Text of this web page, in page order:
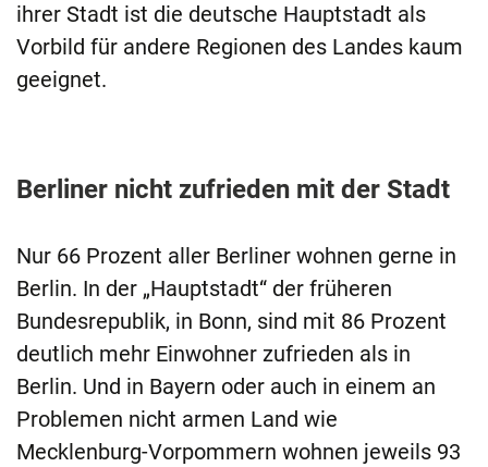
ihrer Stadt ist die deutsche Hauptstadt als
Vorbild für andere Regionen des Landes kaum
geeignet.
Berliner nicht zufrieden mit der Stadt
Nur 66 Prozent aller Berliner wohnen gerne in
Berlin. In der „Hauptstadt“ der früheren
Bundesrepublik, in Bonn, sind mit 86 Prozent
deutlich mehr Einwohner zufrieden als in
Berlin. Und in Bayern oder auch in einem an
Problemen nicht armen Land wie
Mecklenburg-Vorpommern wohnen jeweils 93